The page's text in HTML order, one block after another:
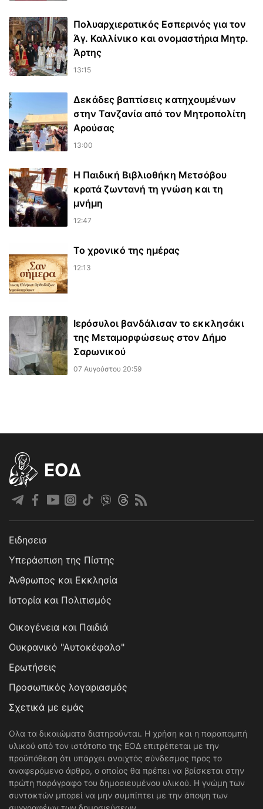
Πολυαρχιερατικός Εσπερινός για τον
Άγ. Καλλίνικο και ονομαστήρια Μητρ.
Άρτης
13:15
Δεκάδες βαπτίσεις κατηχουμένων
στην Τανζανία από τον Μητροπολίτη
Αρούσας
13:00
Η Παιδική Βιβλιοθήκη Μετσόβου
κρατά ζωντανή τη γνώση και τη
μνήμη
12:47
Το χρονικό της ημέρας
12:13
Ιερόσυλοι βανδάλισαν το εκκλησάκι
της Μεταμορφώσεως στον Δήμο
Σαρωνικού
07 Αυγούστου 20:59
EOΔ
Ειδησεισ
Υπεράσπιση της Πίστης
Άνθρωπος και Εκκλησία
Ιστορία και Πολιτισμός
Οικογένεια και Παιδιά
Ουκρανικό "Αυτοκέφαλο"
Ερωτήσεις
Προσωπικός λογαριασμός
Σχετικά με εμάς
Ολα τα δικαιώματα διατηρούνται. Η χρήση και η παραπομπή
υλικού από τον ιστότοπο της ΕΟΔ επιτρέπεται με την
προϋπόθεση ότι υπάρχει ανοιχτός σύνδεσμος προς το
αναφερόμενο άρθρο, ο οποίος θα πρέπει να βρίσκεται στην
πρώτη παράγραφο του δημοσιευμένου υλικού. Η γνώμη των
συντακτών μπορεί να μην συμπίπτει με την άποψη των